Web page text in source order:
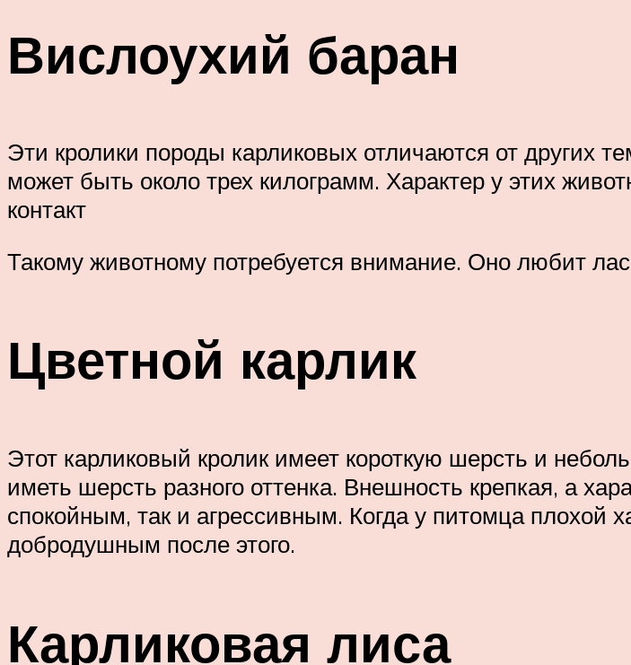
Вислоухий баран
Эти кролики породы карликовых отличаются от других
может быть около трех килограмм. Характер у этих
контакт
Такому животному потребуется внимание. Оно любит
Цветной карлик
Этот карликовый кролик имеет короткую шерсть и
иметь шерсть разного оттенка. Внешность крепкая, а
спокойным, так и агрессивным. Когда у питомца плохой
добродушным после этого.
Карликовая лиса